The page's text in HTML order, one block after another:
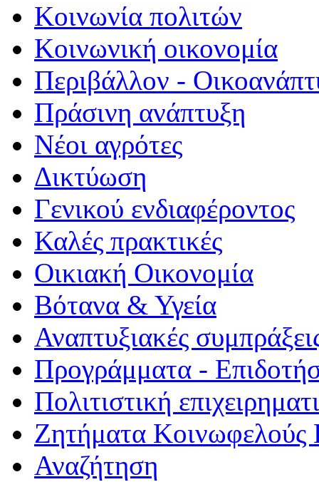
Κοινωνία πολιτών
Κοινωνική οικονομία
Περιβάλλον -
Πράσινη ανάπτυξη
Νέοι αγρότες
Δικτύωση
Γενικού ενδιαφέροντος
Καλές πρακτικές
Οικιακή Οικονομία
Βότανα & Υγεία
Αναπτυξιακές
Προγράμματα -
Πολιτιστική
Ζητήματα Κοινωφελούς
Αναζήτηση